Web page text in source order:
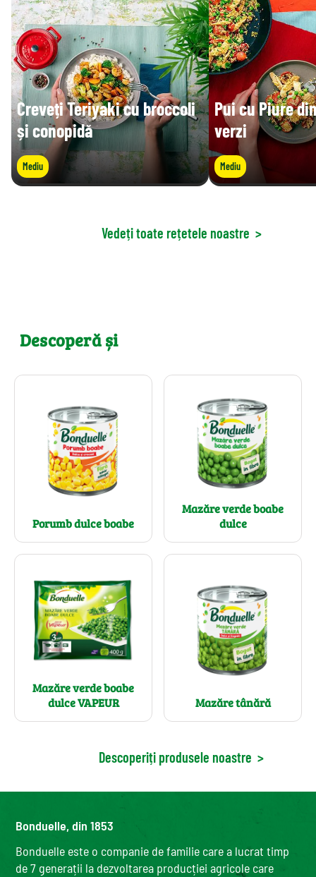
Creveți Teriyaki cu broccoli
și conopidă
Mediu
Pui cu Piure
verzi
Mediu
Vedeți toate rețetele noastre >
Descoperă și
Porumb dulce boabe
Mazăre verde boabe
dulce
Mazăre verde boabe
dulce VAPEUR
Mazăre tânără
Descoperiți produsele noastre >
Bonduelle, din 1853
Bonduelle este o companie de familie care a lucrat timp
de 7 generații la dezvoltarea producției agricole care